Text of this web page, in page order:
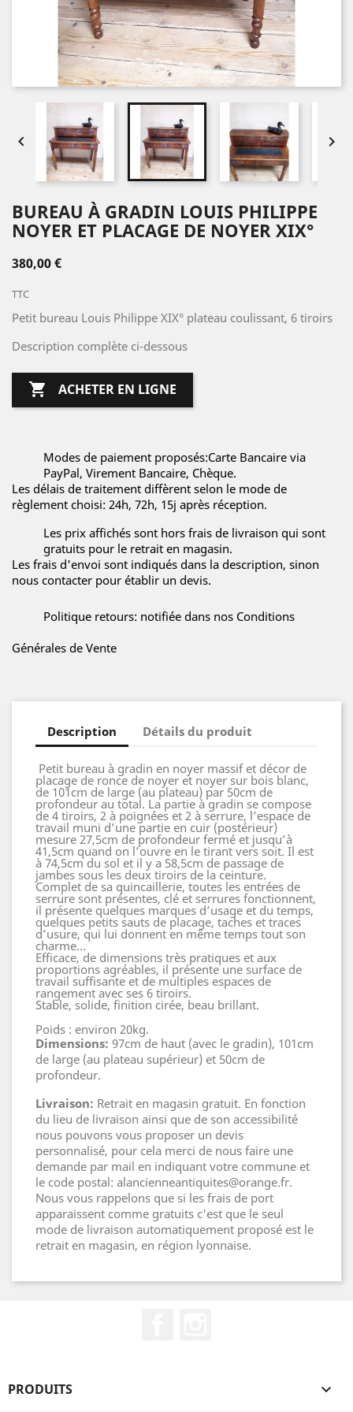
 
BUREAU À GRADIN LOUIS PHILIPPE
NOYER ET PLACAGE DE NOYER XIX°
380,00 €
TTC
Petit bureau Louis Philippe XIX° plateau coulissant, 6 tiroirs
Description complète ci-dessous
 ACHETER EN LIGNE
Modes de paiement proposés:Carte Bancaire via
PayPal, Virement Bancaire, Chèque.
Les délais de traitement diffèrent selon le mode de
règlement choisi: 24h, 72h, 15j après réception.
Les prix affichés sont hors frais de livraison qui sont
gratuits pour le retrait en magasin.
Les frais d'envoi sont indiqués dans la description, sinon
nous contacter pour établir un devis.
Politique retours: notifiée dans nos Conditions
Générales de Vente
Description Détails du produit
Petit bureau à gradin en noyer massif et décor de
placage de ronce de noyer et noyer sur bois blanc,
de 101cm de large (au plateau) par 50cm de
profondeur au total. La partie à gradin se compose
de 4 tiroirs, 2 à poignées et 2 à serrure, l’espace de
travail muni d’une partie en cuir (postérieur)
mesure 27,5cm de profondeur fermé et jusqu’à
41,5cm quand on l’ouvre en le tirant vers soit. Il est
à 74,5cm du sol et il y a 58,5cm de passage de
jambes sous les deux tiroirs de la ceinture.
Complet de sa quincaillerie, toutes les entrées de
serrure sont présentes, clé et serrures fonctionnent,
il présente quelques marques d’usage et du temps,
quelques petits sauts de placage, taches et traces
d’usure, qui lui donnent en même temps tout son
charme…
Efficace, de dimensions très pratiques et aux
proportions agréables, il présente une surface de
travail suffisante et de multiples espaces de
rangement avec ses 6 tiroirs.
Stable, solide, finition cirée, beau brillant.
Poids : environ 20kg.
Dimensions: 97cm de haut (avec le gradin), 101cm
de large (au plateau supérieur) et 50cm de
profondeur.
Livraison: Retrait en magasin gratuit. En fonction
du lieu de livraison ainsi que de son accessibilité
nous pouvons vous proposer un devis
personnalisé, pour cela merci de nous faire une
demande par mail en indiquant votre commune et
le code postal: alancienneantiquites@orange.fr.
Nous vous rappelons que si les frais de port
apparaissent comme gratuits c'est que le seul
mode de livraison automatiquement proposé est le
retrait en magasin, en région lyonnaise.
PRODUITS 